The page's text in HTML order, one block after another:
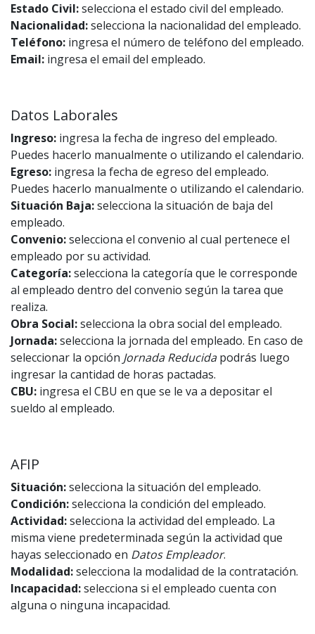
Estado Civil:selecciona el estado civil del empleado.
Nacionalidad:selecciona la nacionalidad del empleado.
Teléfono: ingresa el número de teléfono del empleado.
Email: ingresa el email del empleado.
Datos Laborales
Ingreso: ingresa la fecha de ingreso del empleado.
Puedes hacerlo manualmente o utilizando el calendario.
Egreso: ingresa la fecha de egreso del empleado.
Puedes hacerlo manualmente o utilizando el calendario.
Situación Baja:selecciona la situación de baja del
empleado.
Convenio:selecciona el convenio al cual pertenece el
empleado por su actividad.
Categoría:selecciona la categoría que le corresponde
al empleado dentro del convenio según la tarea que
realiza.
Obra Social:selecciona la obra social del empleado.
Jornada:selecciona la jornada del empleado. En caso de
seleccionar la opción Jornada Reducidapodrás luego
ingresar la cantidad de horas pactadas.
CBU: ingresa el CBU en que se le va a depositar el
sueldo al empleado.
AFIP
Situación:selecciona la situación del empleado.
Condición:selecciona la condición del empleado.
Actividad:selecciona la actividad del empleado. La
misma viene predeterminada según la actividad que
hayas seleccionado en Datos Empleador.
Modalidad:selecciona la modalidad de la contratación.
Incapacidad:selecciona si el empleado cuenta con
alguna o ninguna incapacidad.